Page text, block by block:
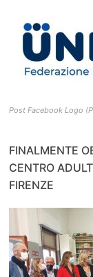
Post Facebook Logo
FINALMENTE
CENTRO
FIRENZE